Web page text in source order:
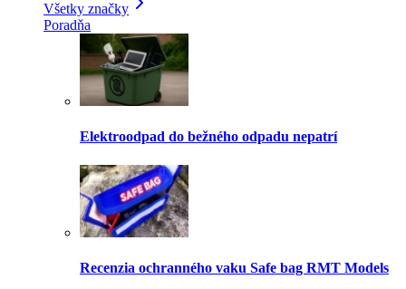
Všetky značky
Poradňa
Elektroodpad do bežného odpadu nepatrí
Recenzia ochranného vaku Safe bag RMT Models